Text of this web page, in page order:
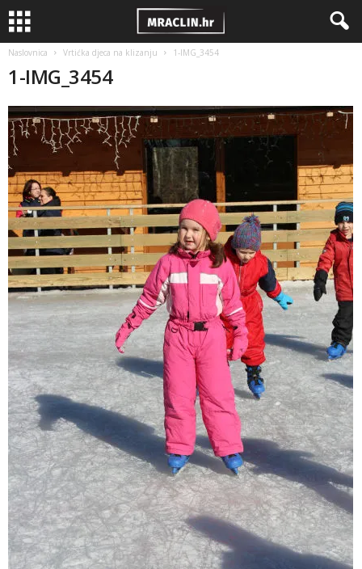
Naslovnica Vrtićka djeca na klizanju 1-IMG_3454
1-IMG_3454